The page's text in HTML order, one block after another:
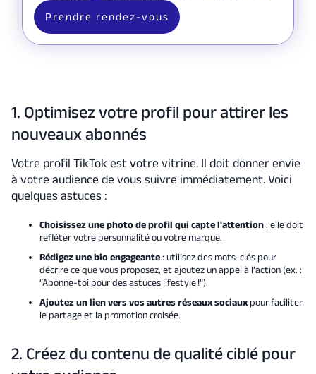
Prendre rendez-vous
1. Optimisez votre profil pour attirer les
nouveaux abonnés
Votre profil TikTok est votre vitrine. Il doit donner envie
à votre audience de vous suivre immédiatement. Voici
quelques astuces :
Choisissez une photo de profil qui capte l'attention: elle doit
refléter votre personnalité ou votre marque.
Rédigez une bio engageante: utilisez des mots-clés pour
décrire ce que vous proposez, et ajoutez un appel à l’action (ex. :
“Abonne-toi pour des astuces lifestyle !”).
Ajoutez un lien vers vos autres réseaux sociauxpour faciliter
le partage et la promotion croisée.
2. Créez du contenu de qualité ciblé pour